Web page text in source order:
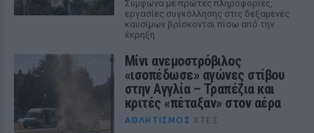
Σύμφωνα με πρώτες πληροφορίες,
εργασίες συγκόλλησης στις δεξαμενές
καυσίμων βρίσκονται πίσω από την
έκρηξη
Μίνι ανεμοστρόβιλος
«ισοπέδωσε» αγώνες στίβου
στην Αγγλία – Τραπέζια και
κριτές «πέταξαν» στον αέρα
ΑΘΛΗΤΙΣΜΌΣ ΧΤΕΣ